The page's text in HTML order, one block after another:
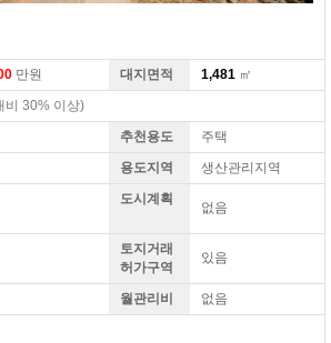
만원 대지면적 1,481 ㎡
비 30% 이상)
추천용도
주택
용도지역
생산관리지역
도시계획
없음
토지거래
허가구역
있음
월관리비
없음